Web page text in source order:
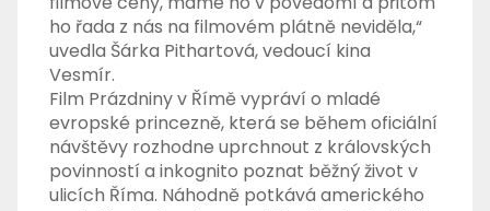
ho řada z nás na filmovém plátně neviděla,“
uvedla Šárka Pithartová, vedoucí kina
Vesmír.
Film Prázdniny v Římě vypráví o mladé
evropské princezně, která se během oficiální
návštěvy rozhodne uprchnout z královských
povinností a inkognito poznat běžný život v
ulicích Říma. Náhodně potkává amerického